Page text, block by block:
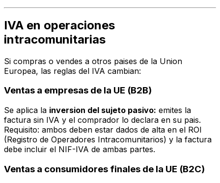
IVA en operaciones
intracomunitarias
Si compras o vendes a otros paises de la Union
Europea, las reglas del IVA cambian:
Ventas a empresas de la UE (B2B)
Se aplica la inversion del sujeto pasivo: emites la
factura sin IVA y el comprador lo declara en su pais.
Requisito: ambos deben estar dados de alta en el ROI
(Registro de Operadores Intracomunitarios) y la factura
debe incluir el NIF-IVA de ambas partes.
Ventas a consumidores finales de la UE (B2C)